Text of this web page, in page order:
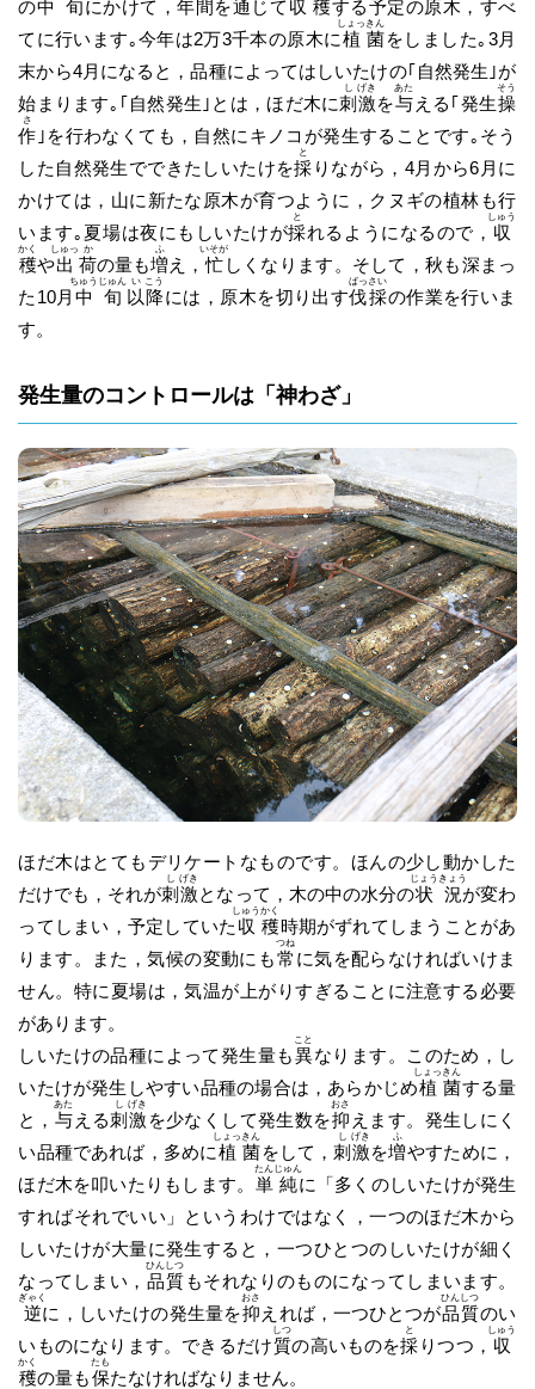
の中 旬にかけて，年間を通じて 収 穫する予定の原木，すべ
てに行います｡今年は2万3千本の原木に植
しょっ
菌
きん
をしました｡3月
末から4月になると，品種によってはしいたけの｢自然発生｣が
始まります｡｢自然発生｣とは，ほだ木に刺
し
激
げき
を与
あた
える｢発生操
そう
作
さ
｣を行わなくても，自然にキノコが発生することです｡そう
した自然発生でできたしいたけを採
と
りながら，4月から6月に
かけては，山に新たな原木が育つように，クヌギの植林も行
います｡夏場は夜にもしいたけが採
と
れるようになるので， 収
しゅう
穫
かく
や出
しゅっ
荷
か
の量も増
ふ
え，忙
いそが
しくなります。そして，秋も深まっ
た10月 中
ちゅう
旬
じゅん
以
い
降
こう
には，原木を切り出す伐
ばっ
採
さい
の作業を行いま
す。
発生量のコントロールは「神わざ」
ほだ木はとてもデリケートなものです。ほんの少し動かした
だけでも，それが刺
し
激
げき
となって，木の中の水分の状
じょう
況
きょう
が変わ
ってしまい，予定していた 収
しゅう
穫
かく
時期がずれてしまうことがあ
ります。また，気候の変動にも常
つね
に気を配らなければいけま
せん。特に夏場は，気温が上がりすぎることに注意する必要
があります。
しいたけの品種によって発生量も異
こと
なります。このため，し
いたけが発生しやすい品種の場合は，あらかじめ植
しょっ
菌
きん
する量
と， 与
あた
える刺
し
激
げき
を少なくして発生数を抑
おさ
えます。発生しにく
い品種であれば，多めに植
しょっ
菌
きん
をして，刺
し
激
げき
を増
ふ
やすために，
ほだ木を叩いたりもします。 単
たん
純
じゅん
に「多くのしいたけが発生
すればそれでいい」というわけではなく，一つのほだ木から
しいたけが大量に発生すると，一つひとつのしいたけが細く
なってしまい， 品
ひん
質
しつ
もそれなりのものになってしまいます。
逆
ぎゃく
に，しいたけの発生量を抑
おさ
えれば，一つひとつが品
ひん
質
しつ
のい
いものになります。できるだけ質
しつ
の高いものを採
と
りつつ， 収
しゅう
穫
かく
の量も保
たも
たなければなりません。